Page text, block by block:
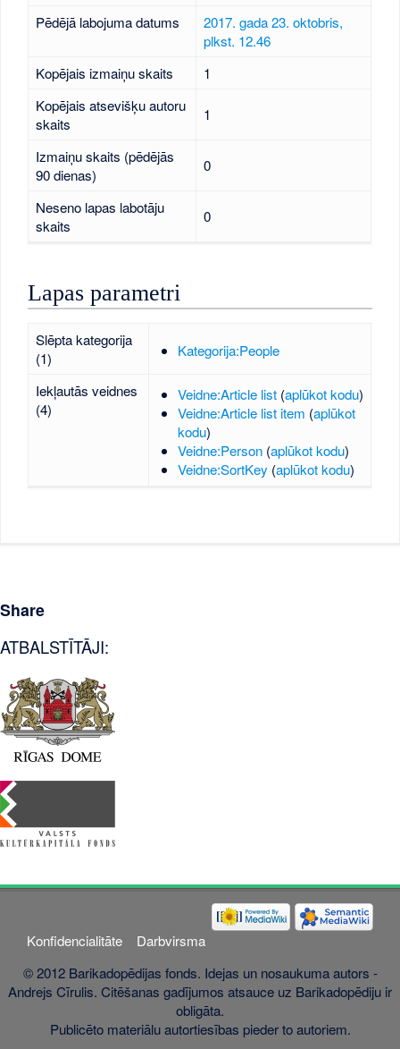
Pēdējā labojuma datums
2017. gada 23. oktobris,
plkst. 12.46
Kopējais izmaiņu skaits
1
Kopējais atsevišķu autoru
skaits
1
Izmaiņu skaits (pēdējās
90 dienas)
0
Neseno lapas labotāju
skaits
0
Lapas parametri
Slēpta kategorija
(1)
Kategorija:People
Iekļautās veidnes
(4)
Veidne:Article list (aplūkot kodu)
Veidne:Article list item (aplūkot
kodu)
Veidne:Person (aplūkot kodu)
Veidne:SortKey (aplūkot kodu)
Share
ATBALSTĪTĀJI:
Konfidencialitāte
Darbvirsma
© 2012 Barikadopēdijas fonds. Idejas un nosaukuma autors -
Andrejs Cīrulis. Citēšanas gadījumos atsauce uz Barikadopēdiju ir
obligāta.
Publicēto materiālu autortiesības pieder to autoriem.